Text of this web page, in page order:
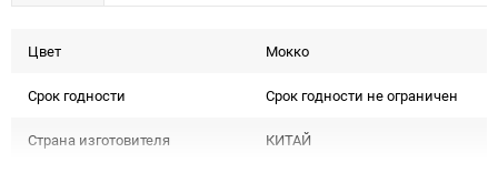
Цвет Мокко
Срок годности Срок годности не ограничен
Страна изготовителя КИТАЙ